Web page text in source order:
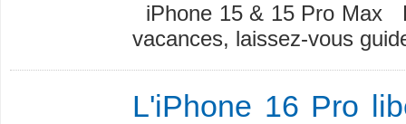
iPhone 15 & 15 Pro Max
vacances, laissez-vous
L'iPhone 16 Pro